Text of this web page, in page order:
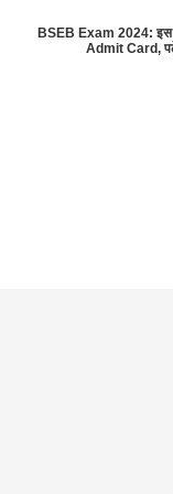
BSEB Exam 2024: इस
Admit Card,